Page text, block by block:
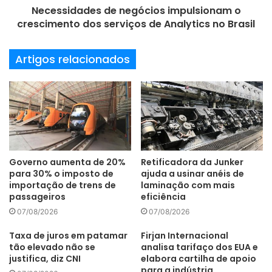
microscópios da Olympus, bem como de unidades e
platinas motorizadas de foco Z de terceiros, dando aos
usuários o controle de que precisam para automatizar suas
inspeções, incluindo fluxos de trabalho de Soluções de
rede.
Conectividade Controle inspeção
manufatura medição Qualidade
Segurança Software Suporte
unidades
Necessidades de negócios impulsionam o
crescimento dos serviços de Analytics no Brasil
Artigos relacionados
Governo aumenta de 20%
para 30% o imposto de
importação de trens de
passageiros
07/08/2026
Retificadora da Junker
ajuda a usinar anéis de
laminação com mais
eficiência
07/08/2026
Taxa de juros em patamar
tão elevado não se
justifica, diz CNI
Firjan Internacional
analisa tarifaço dos EUA e
elabora cartilha de apoio